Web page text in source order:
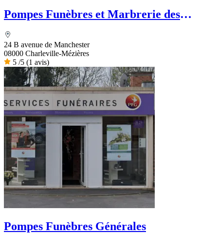
Pompes Funèbres et Marbrerie des
24 B avenue de Manchester
08000 Charleville-Mézières
5 /5 (1 avis)
Pompes Funèbres Générales